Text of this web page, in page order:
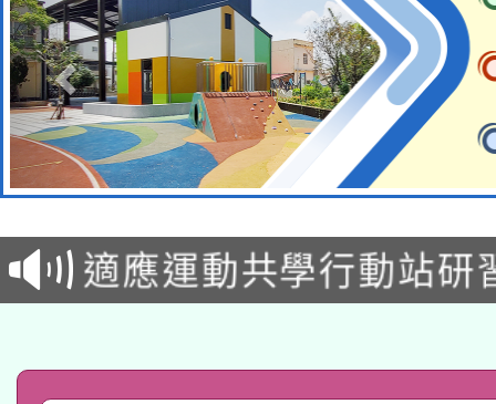
本校115學年度第2次
招甄選結果公告(無人
適應運動共學行動站研
本館辦理115年度閱讀
暨閱讀推動專業研習
科技賦能─人工智慧